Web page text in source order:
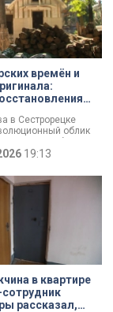
времён и
в Сестрорецке
облик
«Рубль за
арендная
действует для
после того, как он
объект за свой
губернатора
срок
на 49 лет, из
арендатор
выполнить все
Как
яркий пример
модерна и почему
19:13
в квартире
рассказал,